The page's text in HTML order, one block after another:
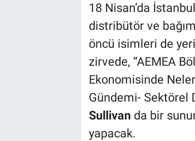
18 Nisan’da
distribütör ve
öncü isimleri de
zirvede, “AEMEA
Ekonomisinde Neler
Gündemi- Sektörel
Sullivanda bir
yapacak.